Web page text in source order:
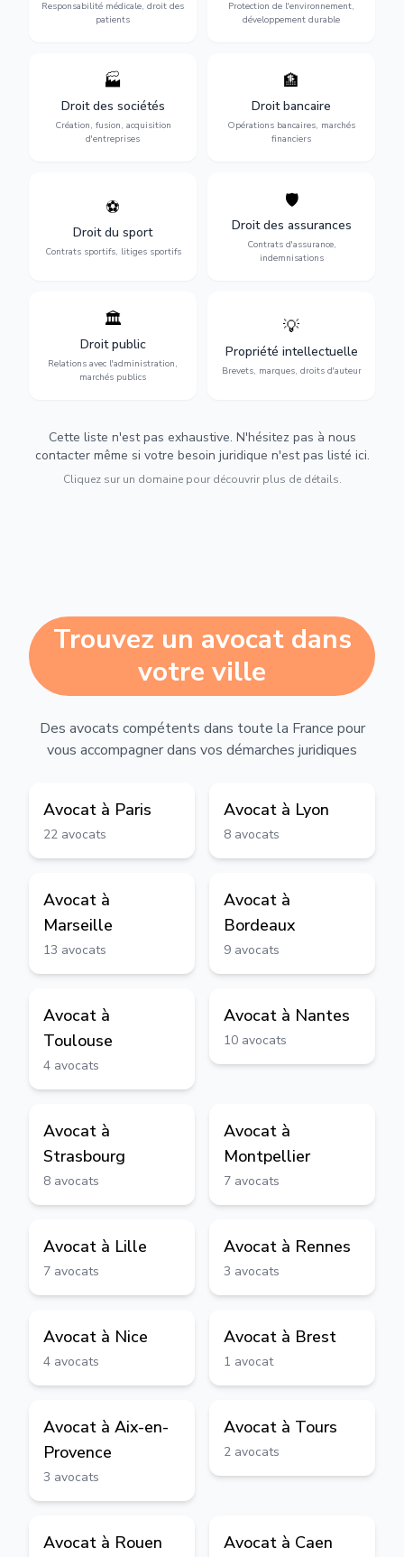
Responsabilité médicale, droit des
patients
indemnisation.
Protection de l'environnement,
développement durable
développement durable.
🏭
Droit des sociétés
Création, fusion, acquisition
d'entreprises
Structuration de votre
société : création, fusion-
acquisition, gouvernance et
restructuration.
🏦
Droit bancaire
Opérations bancaires, marchés
financiers
Gestion de vos opérations
financières : contentieux
bancaire, investissements et
régulation.
⚽
Droit du sport
Contrats sportifs, litiges sportifs
Expertise en droit sportif :
transferts, sponsoring et
contentieux.
🛡️
Droit des assurances
Contrats d'assurance,
indemnisations
Défense de vos intérêts :
contrats d'assurance,
sinistres et indemnisations
optimales.
🏛️
Droit public
Relations avec l'administration,
marchés publics
Gestion de vos relations
avec l'administration :
marchés publics,
urbanisme et contentieux.
💡
Propriété intellectuelle
Brevets, marques, droits d'auteur
Protection de vos créations
d'auteur et lutte contre la
contrefaçon.
Cette liste n'est pas exhaustive. N'hésitez pas à nous
contacter même si votre besoin juridique n'est pas listé ici.
Cliquez sur un domaine pour découvrir plus de détails.
Trouvez un avocat dans
votre ville
Des avocats compétents dans toute la France pour
vous accompagner dans vos démarches juridiques
Avocat à Paris
22 avocats
Avocat à Lyon
8 avocats
Avocat à
Marseille
13 avocats
Avocat à
Bordeaux
9 avocats
Avocat à
Toulouse
4 avocats
Avocat à Nantes
10 avocats
Avocat à
Strasbourg
8 avocats
Avocat à
Montpellier
7 avocats
Avocat à Lille
7 avocats
Avocat à Rennes
3 avocats
Avocat à Nice
4 avocats
Avocat à Brest
1 avocat
Avocat à Aix-en-
Provence
3 avocats
Avocat à Tours
2 avocats
Avocat à Rouen Avocat à Caen